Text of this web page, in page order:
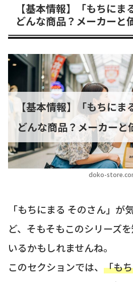
【基本情報】「もちにま
どんな商品？メーカーと
doko-
【基本情報】「もちに
どんな商品？メーカーと
「もちにまる そのさん」が
ど、そもそもこのシリーズ
いるかもしれませんね。
このセクションでは、 「も